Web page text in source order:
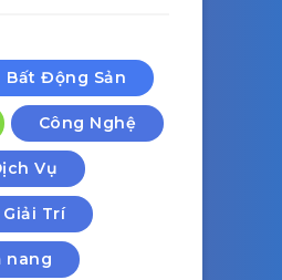
Bất Động Sản
Công Nghệ
Vụ
Giải Trí
nang